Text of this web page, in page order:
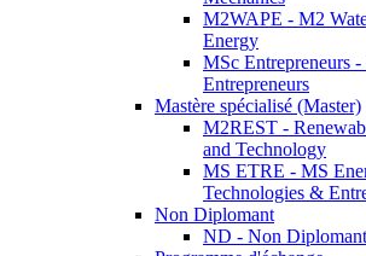
M2WAPE - M2
Energy
MSc Entrepreneurs
Entrepreneurs
Mastère spécialisé (Master)
M2REST -
and Technology
MS ETRE - MS
Technologies &
Non Diplomant
ND - Non Diplomant